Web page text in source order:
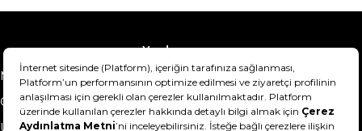
Yardım
Mesafeli Satış Sözleşmesi
Teslimat Bilgisi
Gizlilik Sözleşmesi
Şartlar & Koşullar
Ürünümü nasıl iade
Hakkımızda